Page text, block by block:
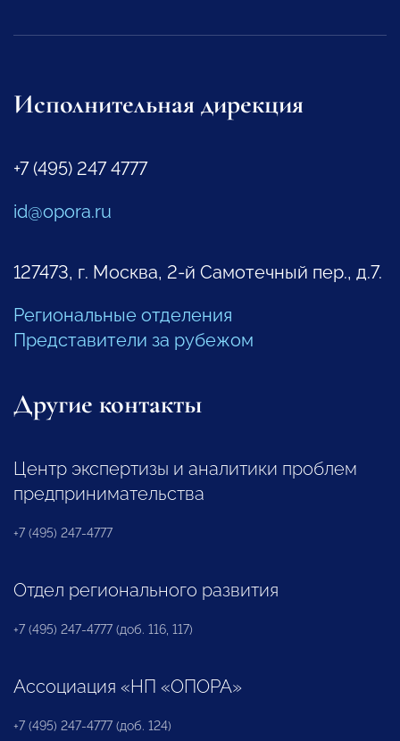
Исполнительная дирекция
+7 (495) 247 4777
id@opora.ru
127473, г. Москва, 2-й Самотечный пер., д.7.
Региональные отделения
Представители за рубежом
Другие контакты
Центр экспертизы и аналитики проблем
предпринимательства
+7 (495) 247-4777
Отдел регионального развития
+7 (495) 247-4777 (доб. 116, 117)
Ассоциация «НП «ОПОРА»
+7 (495) 247-4777 (доб. 124)